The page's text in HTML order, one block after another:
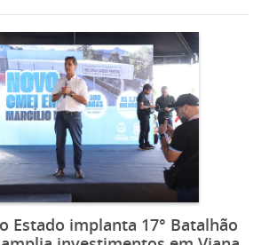
Estado implanta 17° Batalhão